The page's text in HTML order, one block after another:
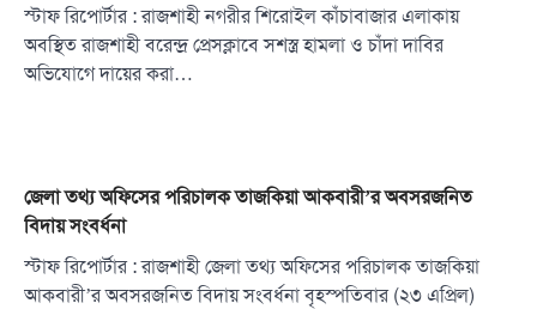
স্টাফ রিপোর্টার : রাজশাহী নগরীর শিরোইল কাঁচাবাজার এলাকায়
অবস্থিত রাজশাহী বরেন্দ্র প্রেসক্লাবে সশস্ত্র হামলা ও চাঁদা দাবির
অভিযোগে দায়ের করা…
জেলা তথ্য অফিসের পরিচালক তাজকিয়া আকবারী’র অবসরজনিত
বিদায় সংবর্ধনা
স্টাফ রিপোর্টার : রাজশাহী জেলা তথ্য অফিসের পরিচালক তাজকিয়া
আকবারী’র অবসরজনিত বিদায় সংবর্ধনা বৃহস্পতিবার (২৩ এপ্রিল)